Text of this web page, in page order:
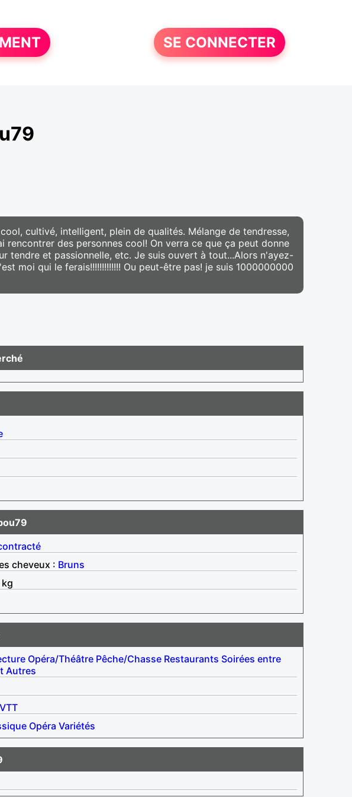
SE CONNECTER
cultivé, intelligent, plein de qualités. Mélange de tendresse,
rencontrer des personnes cool! On verra ce que ça peut donne
tendre et passionnelle, etc. Je suis ouvert à tout...Alors n'ayez-
moi qui le ferais!!!!!!!!!!!!! Ou peut-être pas! je suis 1000000000
cheveux : Bruns
Opéra/Théâtre Pêche/Chasse Restaurants Soirées entre
Autres
Opéra Variétés